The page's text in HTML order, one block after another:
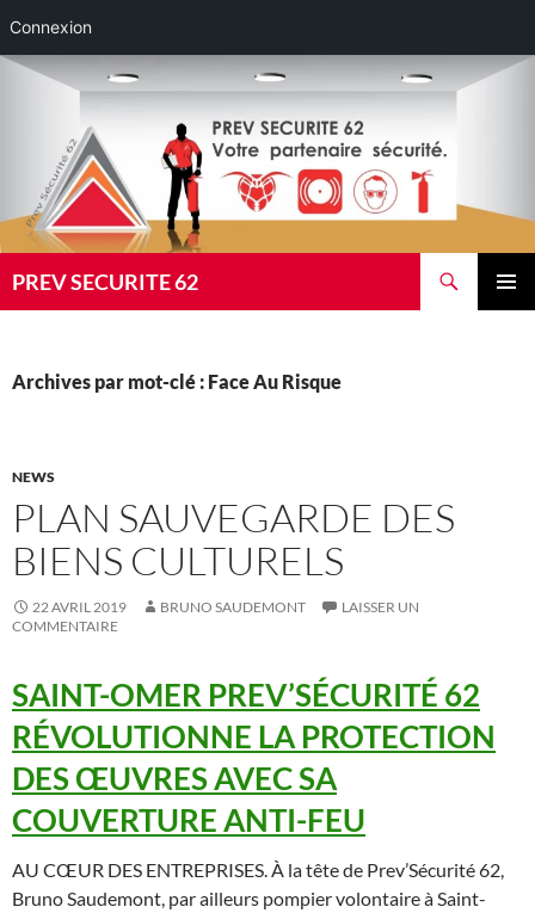
Connexion
Aller
PREV SECURITE 62
Archives par mot-clé : Face Au Risque
NEWS
PLAN SAUVEGARDE DES
BIENS CULTURELS
22 AVRIL 2019 BRUNO SAUDEMONT
LAISSER UN
COMMENTAIRE
SAINT-OMER PREV’SÉCURITÉ 62
RÉVOLUTIONNE LA PROTECTION
DES ŒUVRES AVEC SA
COUVERTURE ANTI-FEU
AU CŒUR DES ENTREPRISES. À la tête de Prev’Sécurité 62,
Bruno Saudemont, par ailleurs pompier volontaire à Saint-